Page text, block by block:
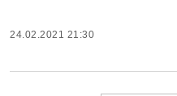
24.02.2021 21:30